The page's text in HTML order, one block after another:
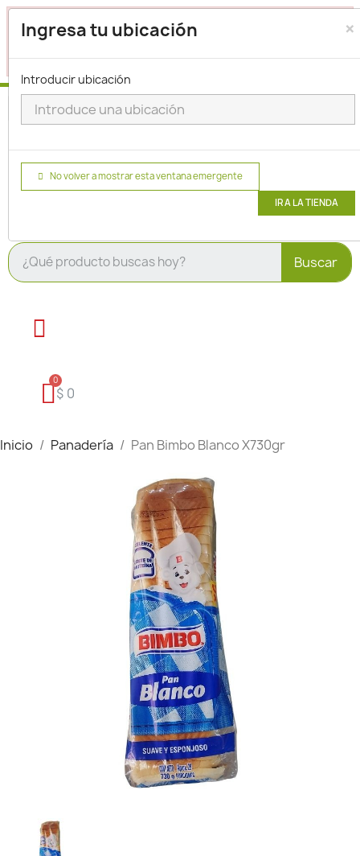
Seleccione su ubicación para que podamos verificar si
actualmente prestamos servicio en su área.
aquípara seleccionar una ubicación.
×
Ingresa tu ubicación
Introducir ubicación
No volver a mostrar esta ventana emergente
IR A LA TIENDA
Buscar
$ 0
Inicio Panadería Pan Bimbo Blanco X730gr